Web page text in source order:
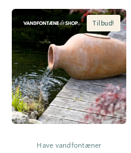
Tilbud!
Have vandfontæner